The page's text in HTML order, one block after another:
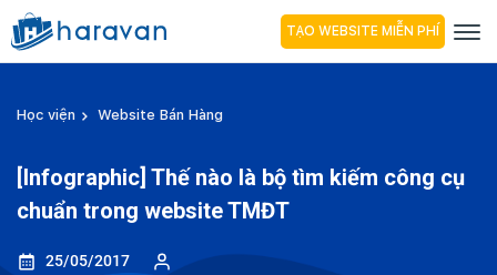
TẠO WEBSITE MIỄN PHÍ
Học viện Website Bán Hàng
[Infographic] Thế nào là bộ tìm kiếm công cụ
chuẩn trong website TMĐT
25/05/2017